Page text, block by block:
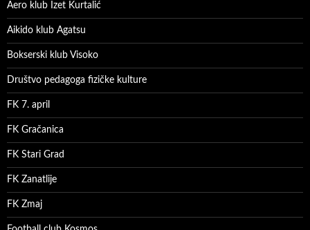
Aero klub Izet Kurtalić
Aikido klub Agatsu
Bokserski klub Visoko
Društvo pedagoga fizičke kulture
FK 7. april
FK Gračanica
FK Stari Grad
FK Zanatlije
FK Zmaj